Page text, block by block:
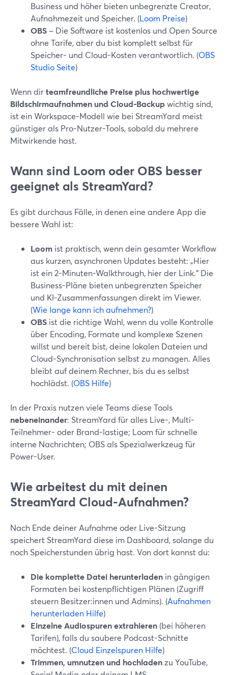
Business und höher bieten unbegrenzte Creator,
Aufnahmezeit und Speicher. (Loom Preise)
OBS – Die Software ist kostenlos und Open Source
ohne Tarife, aber du bist komplett selbst für
Speicher- und Cloud-Kosten verantwortlich. (OBS
Studio Seite)
Wenn dirteamfreundliche Preise plus hochwertige
Bildschirmaufnahmen und Cloud-Backupwichtig sind,
ist ein Workspace-Modell wie bei StreamYard meist
günstiger als Pro-Nutzer-Tools, sobald du mehrere
Mitwirkende hast.
Wann sind Loom oder OBS besser
geeignet als StreamYard?
Es gibt durchaus Fälle, in denen eine andere App die
bessere Wahl ist:
Loom ist praktisch, wenn dein gesamter Workflow
aus kurzen, asynchronen Updates besteht: „Hier
ist ein 2-Minuten-Walkthrough, hier der Link.“ Die
Business-Pläne bieten unbegrenzten Speicher
und KI-Zusammenfassungen direkt im Viewer.
(Wie lange kann ich aufnehmen?)
OBS ist die richtige Wahl, wenn du volle Kontrolle
über Encoding, Formate und komplexe Szenen
willst und bereit bist, deine lokalen Dateien und
Cloud-Synchronisation selbst zu managen. Alles
bleibt auf deinem Rechner, bis du es selbst
hochlädst. (OBS Hilfe)
In der Praxis nutzen viele Teams diese Tools
nebeneinander: StreamYard für alles Live-, Multi-
Teilnehmer- oder Brand-lastige; Loom für schnelle
interne Nachrichten; OBS als Spezialwerkzeug für
Power-User.
Wie arbeitest du mit deinen
StreamYard Cloud-Aufnahmen?
Nach Ende deiner Aufnahme oder Live-Sitzung
speichert StreamYard diese im Dashboard, solange du
noch Speicherstunden übrig hast. Von dort kannst du:
Die komplette Datei herunterladen in gängigen
Formaten bei kostenpflichtigen Plänen (Zugriff
steuern Besitzer:innen und Admins). (Aufnahmen
herunterladen Hilfe)
Einzelne Audiospuren extrahieren (bei höheren
Tarifen), falls du saubere Podcast-Schnitte
möchtest. (Cloud Einzelspuren Hilfe)
Trimmen, umnutzen und hochladenzu YouTube,